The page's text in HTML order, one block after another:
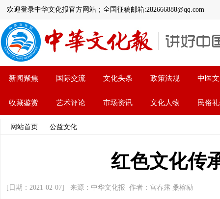
欢迎登录中华文化报官方网站；全国征稿邮箱:282666888@qq.com
新闻聚焦 国际交流 文化头条 政策法规 中医
收藏鉴赏 艺术评论 市场资讯 文化人物 民俗
网站首页 公益文化
红色文化传
[日期：2021-02-07] 来源：中华文化报 作者：宫春露 桑榕励